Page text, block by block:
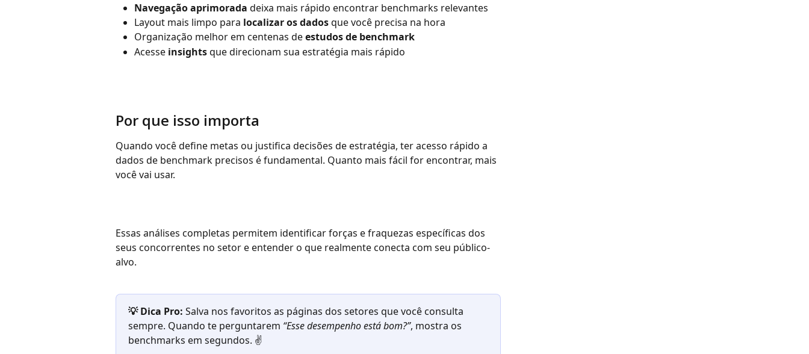
Navegação aprimorada deixa mais rápido encontrar benchmarks relevantes
Layout mais limpo para localizar os dados que você precisa na hora
Organização melhor em centenas de estudos de benchmark
Acesse insights que direcionam sua estratégia mais rápido
Por que isso importa
Quando você define metas ou justifica decisões de estratégia, ter acesso rápido a
dados de benchmark precisos é fundamental. Quanto mais fácil for encontrar, mais
você vai usar.
Essas análises completas permitem identificar forças e fraquezas específicas dos
seus concorrentes no setor e entender o que realmente conecta com seu público-
alvo.
💡 Dica Pro: Salva nos favoritos as páginas dos setores que você consulta
sempre. Quando te perguntarem “Esse desempenho está bom?”, mostra os
benchmarks em segundos. ✌️